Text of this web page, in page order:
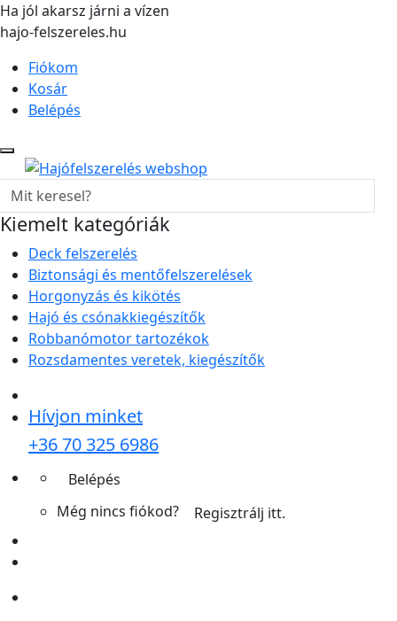
Ha jól akarsz járni a vízen
hajo-felszereles.hu
Fiókom
Kosár
Belépés
Kiemelt kategóriák
Deck felszerelés
Biztonsági és mentőfelszerelések
Horgonyzás és kikötés
Hajó és csónakkiegészítők
Robbanómotor tartozékok
Rozsdamentes veretek, kiegészítők
Hívjon minket
+36 70 325 6986
Belépés
Még nincs fiókod?
Regisztrálj itt.